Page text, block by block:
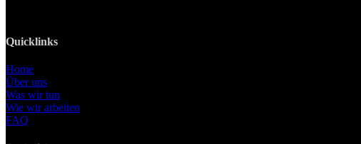
Quicklinks
Home
Über uns
Was wir tun
Wie wir arbeiten
FAQ